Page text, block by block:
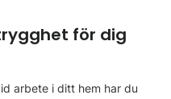
för dig
arbete i ditt hem har du